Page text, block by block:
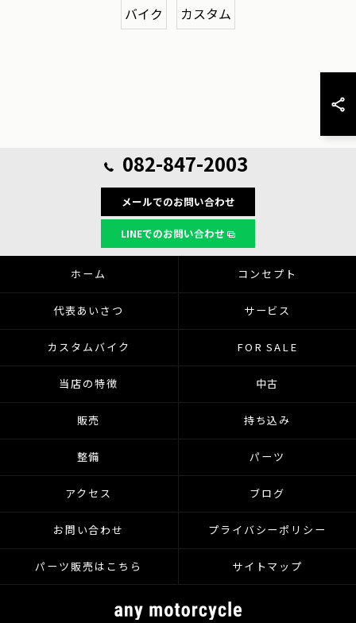
バイク カスタム
082-847-2003
メールでのお問い合わせ
LINEでのお問い合わせ
ホーム コンセプト
代表あいさつ サービス
カスタムバイク FOR SALE
当店の特徴 中古
販売 持ち込み
整備 パーツ
アクセス ブログ
お問い合わせ プライバシーポリシー
パーツ販売はこちら サイトマップ